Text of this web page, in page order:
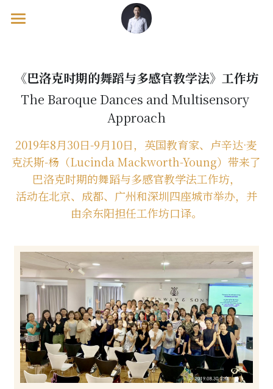
出版物/Publications
教学理论/Pedagogy Books
钢琴教材/Piano Tutor Books
考级辅导/Exam Supplements
工作坊/Workshops
马克·坦纳/Mark Tanner
英格 / Inge & 基里尔 / Kirill
佩内洛普·罗斯凯尔/Penelope Roskell
宝拉·德雷尔/Paula Dreyer
音乐会/Concerts
海外游/Overseas Course
美国/United States
英国/United Kingdom
澳大利亚/Australia
《巴洛克时期的舞蹈与多感官教学法》工作坊
The Baroque Dances and Multisensory
Approach
2019年8月30日-9月10日，英国教育家、卢辛达·麦
克沃斯-杨（Lucinda Mackworth-Young）带来了
巴洛克时期的舞蹈与多感官教学法工作坊，
活动在北京、成都、广州和深圳四座城市举办，并
由余东阳担任工作坊口译。